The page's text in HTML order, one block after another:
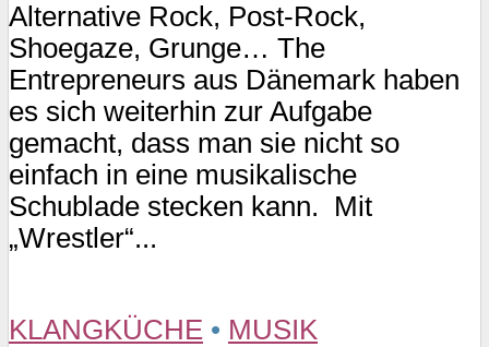
Alternative Rock, Post-Rock,
Shoegaze, Grunge… The
Entrepreneurs aus Dänemark haben
es sich weiterhin zur Aufgabe
gemacht, dass man sie nicht so
einfach in eine musikalische
Schublade stecken kann. Mit
„Wrestler“...
KLANGKÜCHE • MUSIK